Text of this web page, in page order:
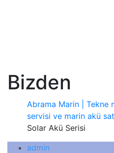
Bizden
Abrama Marin | Tekne
servisi ve marin akü
Solar Akü Serisi
admin